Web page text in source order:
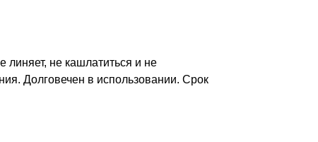
линяет, не кашлатиться и не
Долговечен в использовании. Срок